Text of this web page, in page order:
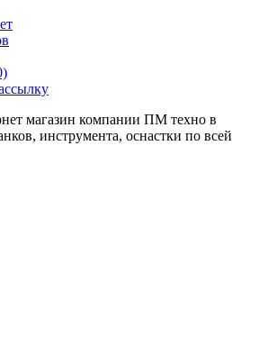
магазин компании ПМ техно в
инструмента, оснастки по всей